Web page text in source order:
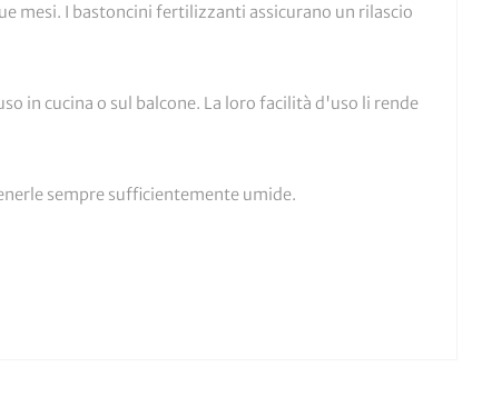
mesi. I bastoncini fertilizzanti assicurano un rilascio
in cucina o sul balcone. La loro facilità d'uso li rende
sempre sufficientemente umide.